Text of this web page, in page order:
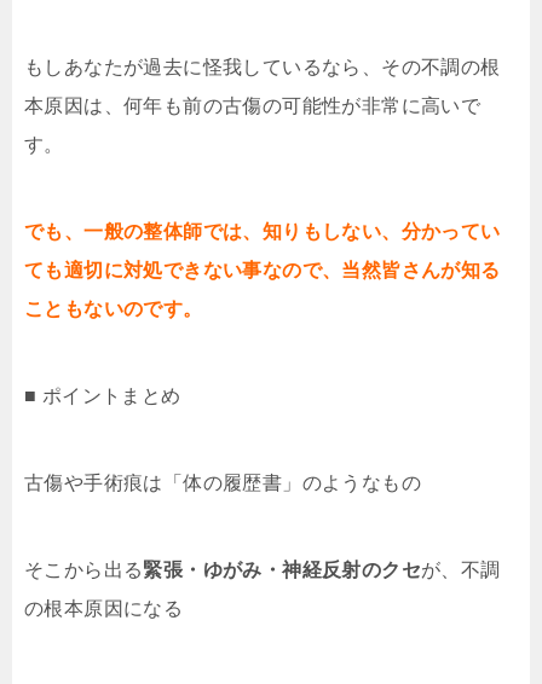
もしあなたが過去に怪我しているなら、その不調の根
本原因は、何年も前の古傷の可能性が非常に高いで
す。
でも、一般の整体師では、知りもしない、分かってい
ても適切に対処できない事なので、当然皆さんが知る
こともないのです。
■ ポイントまとめ
古傷や手術痕は「体の履歴書」のようなもの
そこから出る緊張・ゆがみ・神経反射のクセが、不調
の根本原因になる